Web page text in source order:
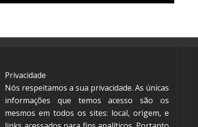
Privacidade
Nós respeitamos a sua privacidade. As únicas
informações que temos acesso são os
mesmos em todos os sites: local, origem, e